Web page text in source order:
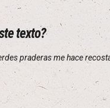
texto?
praderas me hace